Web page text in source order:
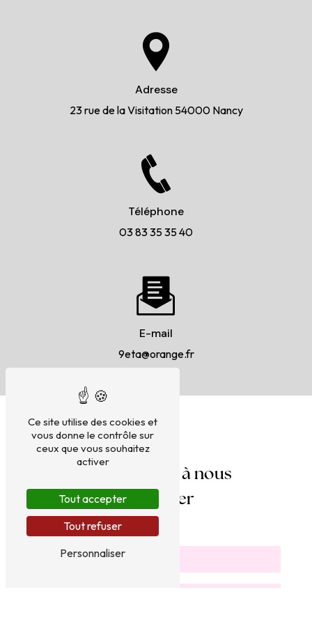
Adresse
23 rue de la Visitation 54000 Nancy
Téléphone
03 83 35 35 40
E-mail
9eta@orange.fr
N'hésitez pas à nous
contacter
Ce site utilise des cookies et
vous donne le contrôle sur
ceux que vous souhaitez
activer
Tout accepter
Tout refuser
Personnaliser